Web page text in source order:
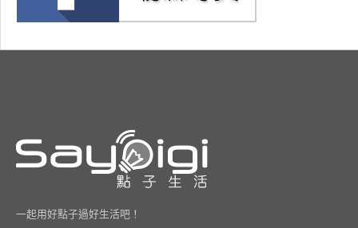
一起用好點子過好生活吧！